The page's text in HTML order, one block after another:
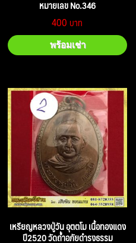
หมายเลข No.346
400
พร้อมเช่า
เหรียญหลวงปู่วัน อุตตโม เนื้อทองแดง
ปี2520 วัดถ้ำอภัยดำรงธรรม